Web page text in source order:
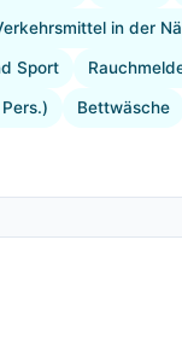
in der
Sport
Bettwäsche